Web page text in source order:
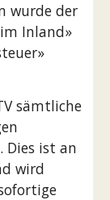
wurde der
Inland»
sämtliche
Dies ist an
wird